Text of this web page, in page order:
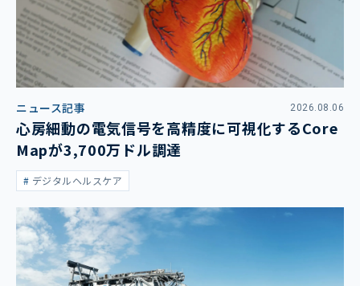
ニュース記事 2026.08.06
心房細動の電気信号を高精度に可視化するCore
Mapが3,700万ドル調達
デジタルヘルスケア